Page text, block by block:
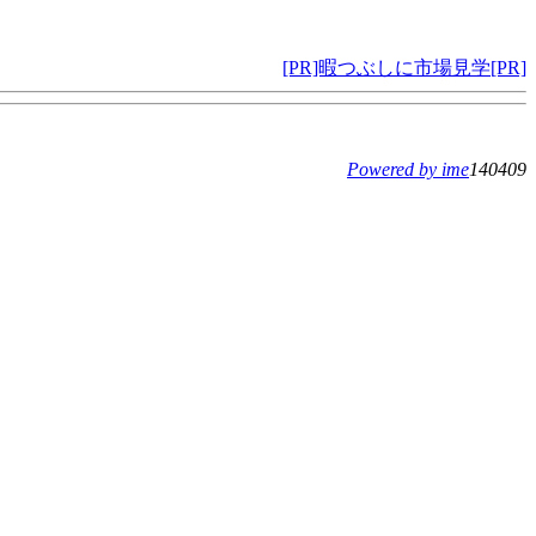
[PR]暇つぶしに市場見学[PR]
Powered by ime140409